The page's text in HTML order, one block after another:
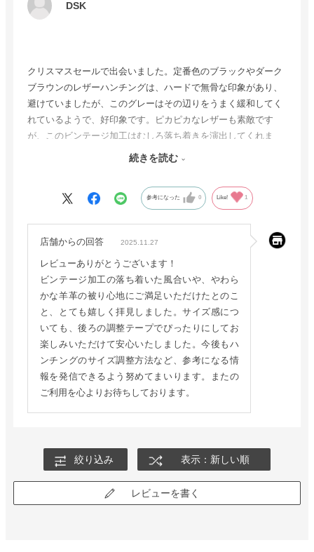
DSK
クリスマスセールで出会いました。定番色のブラックやダーク
ブラウンのレザーハンチングは、ハードで無骨な印象があり、
避けていましたが、このグレーはその辺りをうまく緩和してく
れているようで、好印象です。ピカピカなレザーも素敵です
が、このビンテージ加工はむしろ落ち着きを演出してくれま
す。羊革はやわらかく、被り心地はソフトです。素敵なハンチ
ところで、ゴットマンのハンチングは、他のブランドの同一サ
イズに比べて少し緩めに感じます。ハンチングのサイズ調整は
対応しています。他に良い方法がありましたら、また情報発信
お願いします。
続きを読む
参考になった 0 Like! 1
店舗からの回答 2025.11.27
レビューありがとうございます！
ビンテージ加工の落ち着いた風合いや、やわら
かな羊革の被り心地にご満足いただけたとのこ
と、とても嬉しく拝見しました。サイズ感につ
いても、後ろの調整テープでぴったりにしてお
楽しみいただけて安心いたしました。今後もハ
ンチングのサイズ調整方法など、参考になる情
報を発信できるよう努めてまいります。またの
ご利用を心よりお待ちしております。
絞り込み 表示：新しい順
レビューを書く